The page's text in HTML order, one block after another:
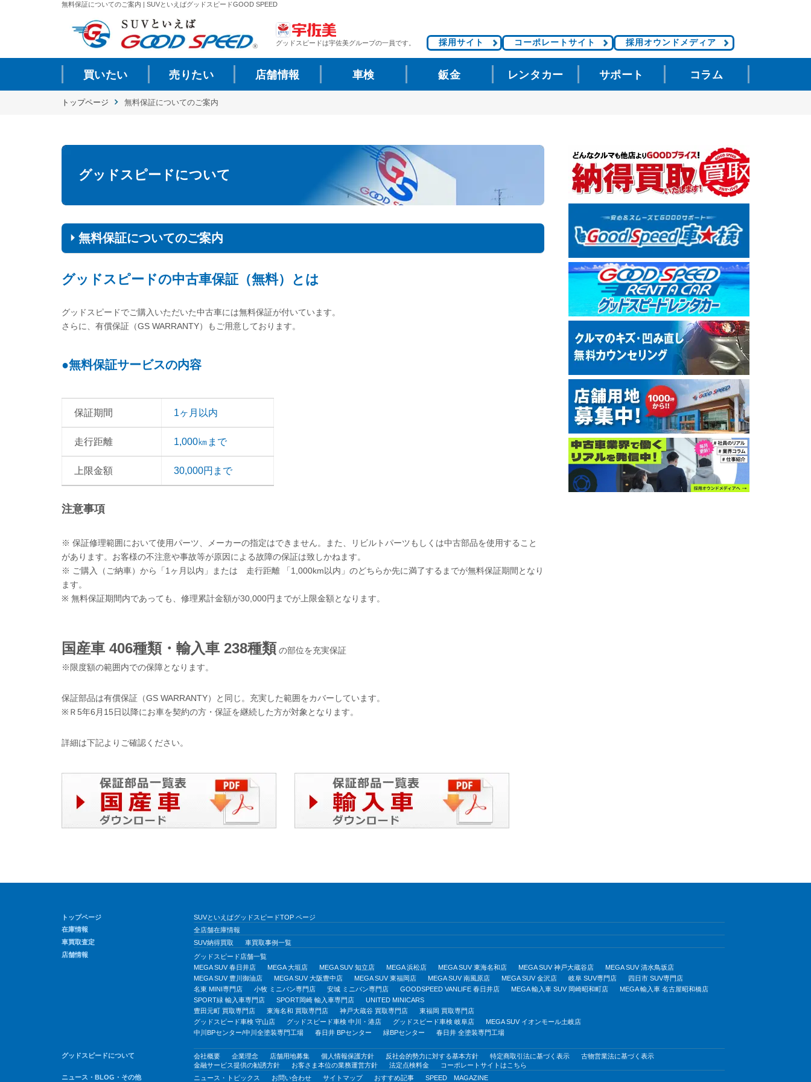
無料保証についてのご案内 | SUVといえばグッドスピードGOOD SPEED
グッドスピードは宇佐美グループの一員です。 採用サイト コーポレートサイト 採用オウンドメディア
買いたい 売りたい 店舗情報 車検 鈑金 レンタカー サポート コラム
トップページ 無料保証についてのご案内
グッドスピードについて
無料保証についてのご案内
グッドスピードの中古車保証（無料）とは
グッドスピードでご購入いただいた中古車には無料保証が付いています。
さらに、有償保証（GS WARRANTY）もご用意しております。
●無料保証サービスの内容
保証期間 1ヶ月以内
走行距離 1,000㎞まで
上限金額 30,000円まで
注意事項
※ 保証修理範囲において使用パーツ、メーカーの指定はできません。また、リビルトパーツもしくは中古部品を使用すること
があります。お客様の不注意や事故等が原因による故障の保証は致しかねます。
※ ご購入（ご納車）から「1ヶ月以内」または 走行距離 「1,000km以内」のどちらか先に満了するまでが無料保証期間となり
ます。
※ 無料保証期間内であっても、修理累計金額が30,000円までが上限金額となります。
国産車 406種類・輸入車 238種類 の部位を充実保証
※限度額の範囲内での保障となります。
保証部品は有償保証（GS WARRANTY）と同じ。充実した範囲をカバーしています。
※Ｒ5年6月15日以降にお車を契約の方・保証を継続した方が対象となります。
詳細は下記よりご確認ください。
トップページ
SUVといえばグッドスピードTOP ページ
在庫情報
全店舗在庫情報
車買取査定
SUV納得買取
車買取事例一覧
店舗情報
グッドスピード店舗一覧
MEGA SUV 春日井店
MEGA 大垣店 MEGA SUV 知立店 MEGA 浜松店 MEGA SUV 東海名和店 MEGA SUV 神戸大蔵谷店
MEGA SUV 清水鳥坂店
MEGA SUV 豊川御油店
MEGA SUV 大阪豊中店 MEGA SUV 東福岡店 MEGA SUV 南風原店 MEGA SUV 金沢店 岐阜 SUV専門店
四日市 SUV専門店
名東 MINI専門店
小牧 ミニバン専門店 安城 ミニバン専門店 GOODSPEED VANLIFE 春日井店 MEGA 輸入車 SUV 岡崎昭和町店
MEGA 輸入車 名古屋昭和橋店
SPORT緑 輸入車専門店
SPORT岡崎 輸入車専門店
UNITED MINICARS
豊田元町 買取専門店
東海名和 買取専門店 神戸大蔵谷 買取専門店
東福岡 買取専門店
グッドスピード車検 守山店
グッドスピード車検 中川・港店 グッドスピード車検 岐阜店
MEGA SUV イオンモール土岐店
中川BPセンター/中川全塗装専門工場
春日井 BPセンター 緑BPセンター 春日井 全塗装専門工場
グッドスピードについて 会社概要 企業理念 店舗用地募集 個人情報保護方針 反社会的勢力に対する基本方針 特定商取引法に基づく表示
古物営業法に基づく表示
金融サービス提供の勧誘方針
お客さま本位の業務運営方針 法定点検料金
コーポレートサイトはこちら
ニュース・BLOG・その他
ニュース・トピックス お問い合わせ サイトマップ おすすめ記事 SPEED MAGAZINE